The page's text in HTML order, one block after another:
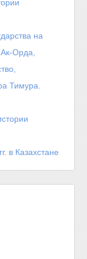
на
Орда,
Тимура.
в Казахстане